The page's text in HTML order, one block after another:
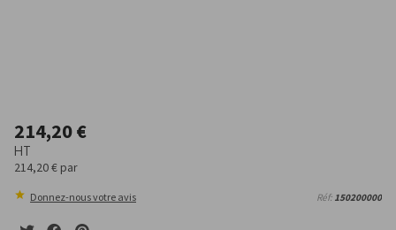
214,20 €
HT
214,20 € par
Donnez-nous votre avis Réf: 150200000